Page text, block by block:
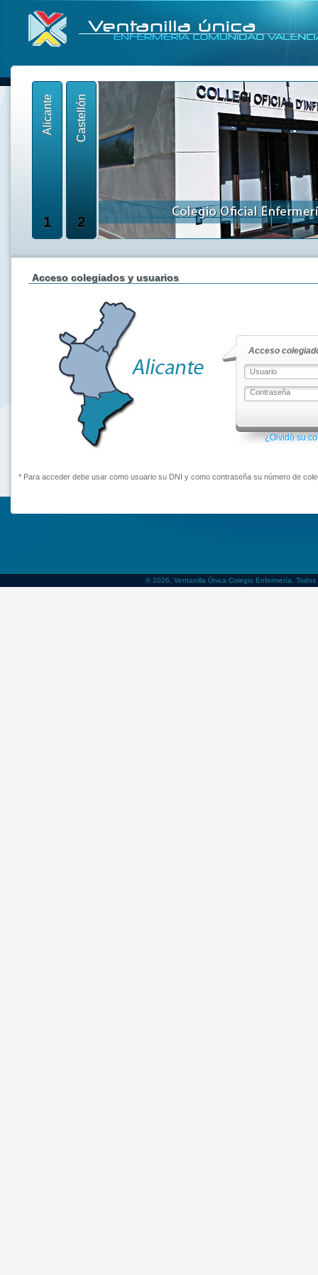
Alicante
1
Castellón
2
Acceso colegiados y usuarios
Acceso
¿Olvidó su
* Para acceder debe usar como usuario su DNI y como contraseña su número de
© 2026, Ventanilla Única Colegio Enfermería.